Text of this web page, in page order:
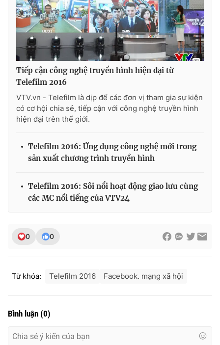
Tiếp cận công nghệ truyền hình hiện đại từ
Telefilm 2016
VTV.vn - Telefilm là dịp để các đơn vị tham gia sự kiện
có cơ hội chia sẻ, tiếp cận với công nghệ truyền hình
hiện đại trên thế giới.
Telefilm 2016: Ứng dụng công nghệ mới trong
sản xuất chương trình truyền hình
Telefilm 2016: Sôi nổi hoạt động giao lưu cùng
các MC nổi tiếng của VTV24
0 0
Từ khóa: Telefilm 2016 Facebook. mạng xã hội
Bình luận (0)